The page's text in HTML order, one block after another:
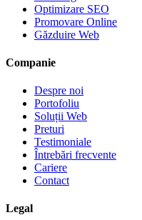
Optimizare SEO
Promovare Online
Găzduire Web
Companie
Despre noi
Portofoliu
Soluții Web
Preturi
Testimoniale
Întrebări frecvente
Cariere
Contact
Legal